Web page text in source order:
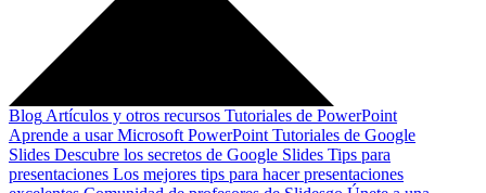
Blog Artículos y otros recursos Tutoriales de PowerPoint
Aprende a usar Microsoft PowerPoint Tutoriales de Google
Slides Descubre los secretos de Google Slides Tips para
presentaciones Los mejores tips para hacer presentaciones